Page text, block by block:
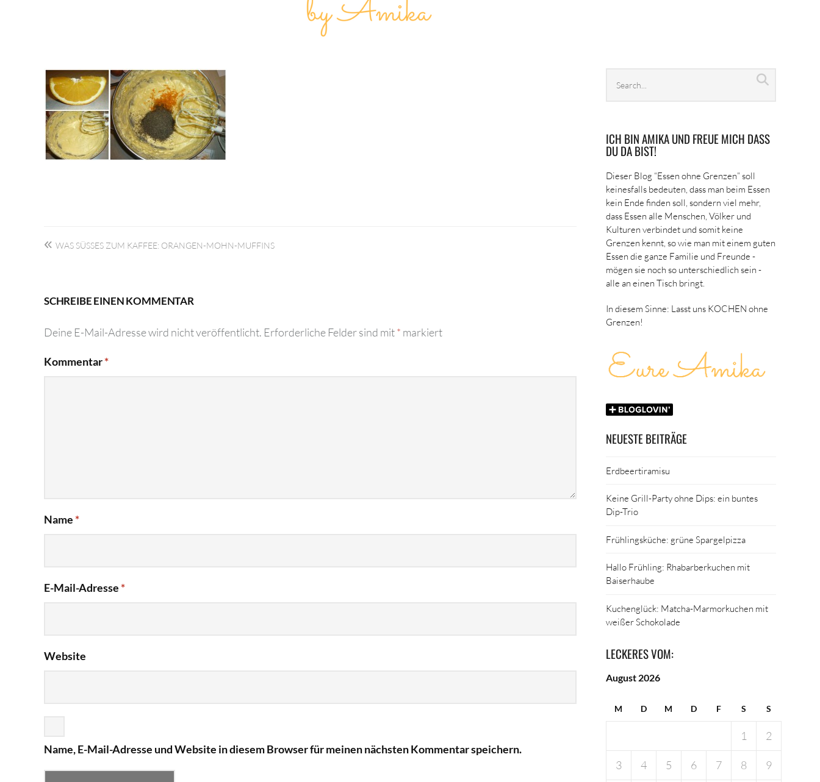
Beitragsnavigation
WAS SÜSSES ZUM KAFFEE: ORANGEN-MOHN-MUFFINS
SCHREIBE EINEN KOMMENTAR
Deine E-Mail-Adresse wird nicht veröffentlicht. Erforderliche Felder sind mit* markiert
Kommentar*
Name *
E-Mail-Adresse *
Website
Name, E-Mail-Adresse und Website in diesem Browser für meinen nächsten Kommentar speichern.
archives
ICH BIN AMIKA UND FREUE MICH DASS
DU DA BIST!
Dieser Blog “Essen ohne Grenzen” soll
keinesfalls bedeuten, dass man beim Essen
kein Ende finden soll, sondern viel mehr,
dass Essen alle Menschen, Völker und
Kulturen verbindet und somit keine
Grenzen kennt, so wie man mit einem guten
Essen die ganze Familie und Freunde -
mögen sie noch so unterschiedlich sein -
alle an einen Tisch bringt.
In diesem Sinne: Lasst uns KOCHEN ohne
Grenzen!
NEUESTE BEITRÄGE
Erdbeertiramisu
Keine Grill-Party ohne Dips: ein buntes
Dip-Trio
Frühlingsküche: grüne Spargelpizza
Hallo Frühling: Rhabarberkuchen mit
Baiserhaube
Kuchenglück: Matcha-Marmorkuchen mit
weißer Schokolade
LECKERES VOM:
August 2026
M D M D F S S
1 2
3 4 5 6 7 8 9